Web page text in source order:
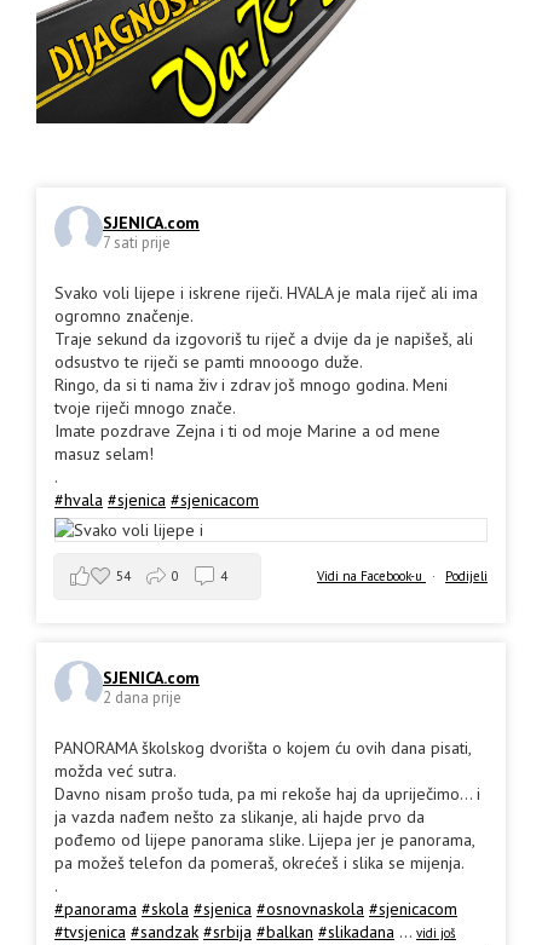
SJENICA.com
7 sati prije
Svako voli lijepe i iskrene riječi. HVALA je mala riječ ali ima
ogromno značenje.
Traje sekund da izgovoriš tu riječ a dvije da je napišeš, ali
odsustvo te riječi se pamti mnooogo duže.
Ringo, da si ti nama živ i zdrav još mnogo godina. Meni
tvoje riječi mnogo znače.
Imate pozdrave Zejna i ti od moje Marine a od mene
masuz selam!
.
#hvala #sjenica #sjenicacom
Vidi na Facebook-u · Podijeli
54 0 4
SJENICA.com
2 dana prije
PANORAMA školskog dvorišta o kojem ću ovih dana pisati,
možda već sutra.
Davno nisam prošo tuda, pa mi rekoše haj da upriječimo... i
ja vazda nađem nešto za slikanje, ali hajde prvo da
pođemo od lijepe panorama slike. Lijepa jer je panorama,
pa možeš telefon da pomeraš, okrećeš i slika se mijenja.
.
#panorama #skola #sjenica #osnovnaskola #sjenicacom
#tvsjenica #sandzak #srbija #balkan #slikadana ... vidi još